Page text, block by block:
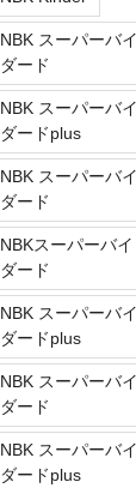
NBK スーパーバ
ダード
NBK スーパーバ
ダードplus
NBK スーパーバ
ダード
NBKスーパーバ
ダード
NBK スーパーバ
ダードplus
NBK スーパーバ
ダード
NBK スーパーバ
ダードplus